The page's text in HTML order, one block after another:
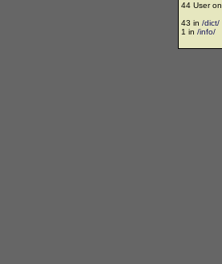
44 User
43 in /dict/
1 in /info/